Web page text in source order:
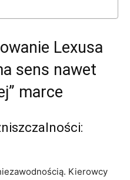
Lexusa
sens nawet
marce
Kierowcy